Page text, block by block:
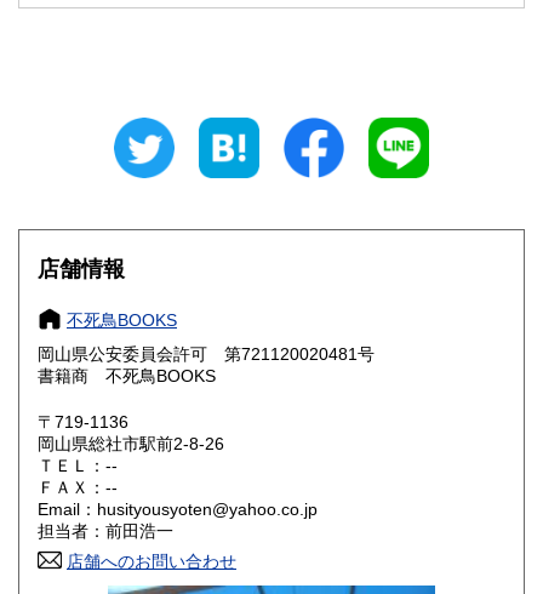
埼玉県 千葉県
300円 富山県
300円 福井県
300円 300円
岐阜県
愛知県
滋賀県 300円
大阪府 300円
奈良県
鳥取県
広島県
店舗情報
不死鳥BOOKS
岡山県公安委員会許可 第721120020481号
書籍商 不死鳥BOOKS
〒719-1136
岡山県総社市駅前2-8-26
ＴＥＬ：--
ＦＡＸ：--
Email：husityousyoten@yahoo.co.jp
担当者：前田浩一
店舗へのお問い合わせ